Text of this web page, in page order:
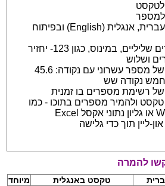
המרה בשפות: עברית, אנגלית (English) ובפיתוח
עובד עם מספרים שליליים, במינוס, כגון 123- יחזיר
ושלוש
מאפשר המרה של מספר עשרוני עם נקודה: 45.6
נקודה שש
רשימת מספרים בו זמנית
ולהמיר מספרים בתוכו - כמו
ליין תוך כדי גלישה
להמרה
טקסט באנגלית
מיוחד